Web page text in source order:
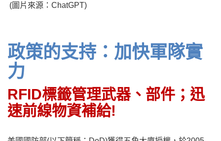
(圖片來源：ChatGPT)
政策的支持：加快軍隊實
力
RFID標籤管理武器、部件；迅
速前線物資補給!